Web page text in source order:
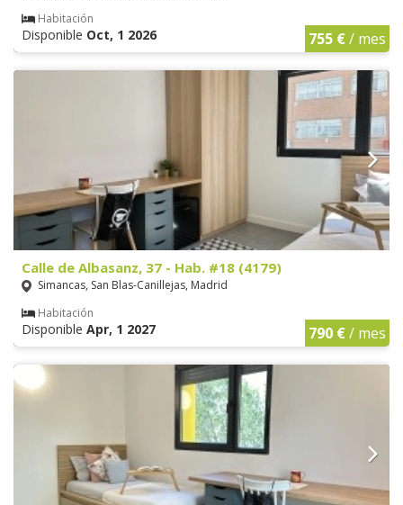
Habitación
Disponible Oct, 1 2026 755 €/ mes
Calle de Albasanz, 37 - Hab. #18 (4179)
Simancas, San Blas-Canillejas, Madrid
Habitación
Disponible Apr, 1 2027 790 €/ mes